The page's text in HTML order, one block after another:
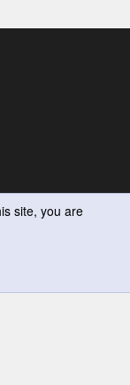
site, you are